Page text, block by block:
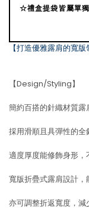
☆禮盒提袋皆屬單
【打造優雅露肩的寬
【Design/Styling】
簡約百搭的針織材質露
採用滑順且具彈性的全
適度厚度能修飾身形，
寬版折疊式露肩設計，
亦可調整折返寬度，減